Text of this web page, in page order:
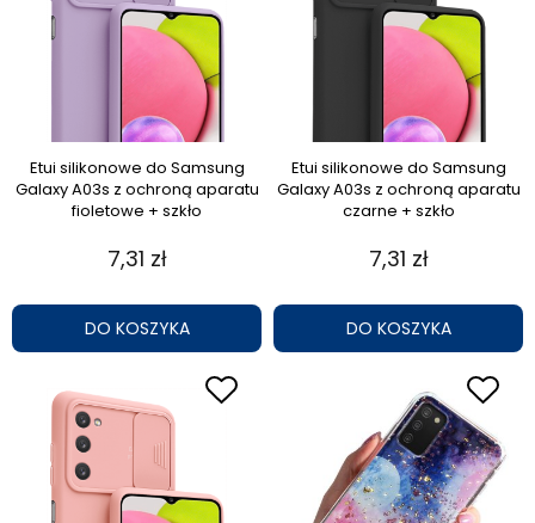
Etui silikonowe do Samsung
Galaxy A03s z ochroną aparatu
fioletowe + szkło
7,31 zł
DO KOSZYKA
Etui silikonowe do Samsung
Galaxy A03s z ochroną aparatu
czarne + szkło
7,31 zł
DO KOSZYKA